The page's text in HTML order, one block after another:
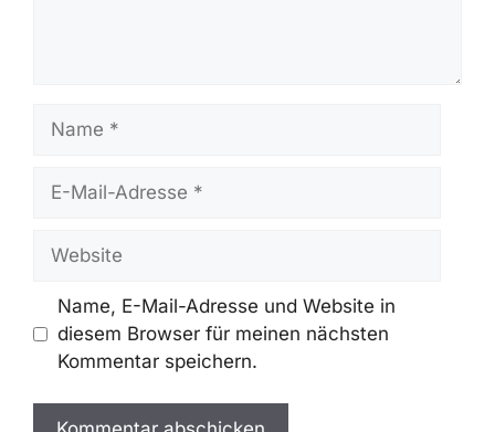
Mail-
Name, E-Mail-Adresse und Website in
diesem Browser für meinen nächsten
Kommentar speichern.